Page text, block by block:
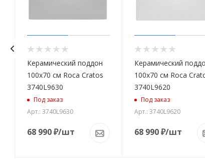
Керамический поддон
100x70 см Roca Cratos
3740L9630
Под заказ
Арт.: 3740L9630
68 990₽/шт
Керамический
100x70 см Roca
3740L9620
Под заказ
Арт.: 3740L9620
68 990₽/шт